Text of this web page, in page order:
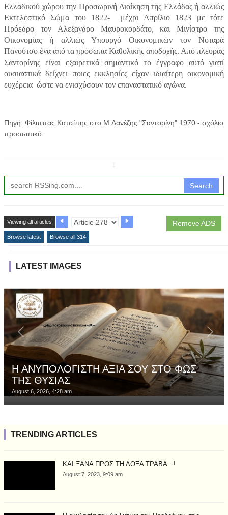
Ελλαδικού χώρου την Προσωρινή Διοίκηση της Ελλάδας ή αλλιώς
Εκτελεστικό Σώμα του 1822-
μέχρι Απρίλιο 1823 με τότε
Πρόεδρο τον Αλεξανδρο Μαυροκορδάτο, και Μινίστρο της
Οικονομίας ή αλλιώς Υπουργό Οικονομικών τον Νοταρά
Πανούτσο ένα από τα πρόσωπα Καθολικής αποδοχής. Από πλευράς
Σαντορίνης είναι εξαιρετικά σημαντικό το έγγραφο αυτό γιατί
ουσιαστικά δείχνει ποιες εκκλησίες είχαν ιδιαίτερη οικονομική
ευχέρεια ώστε να ενισχύσουν τον επαναστατικό αγώνα.
Πηγή: Φίλιππας Κατσίπης στο Μ.Δανέζης "Σαντορίνη" 1970 - σχόλιο
προσωπικό.
Search
Remove ADS
Viewing all articles
Browse latest Browse all 314
LATEST IMAGES
Η ΑΝΥΠΟΛΟΓΙΣΤΗ ΑΞΙΑ ΣΟΥ ΣΤΟ ΦΩΣ
ΤΗΣ ΘΥΣΙΑΣ
August 6, 2026, 4:28 am
TRENDING ARTICLES
ΚΑΙ ΞΑΝΑ ΠΡΟΣ ΤΗ ΔΟΞΑ ΤΡΑΒΑ...!
August 7, 2023, 9:09 am